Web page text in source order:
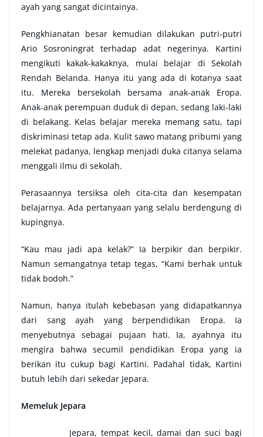
ayah yang sangat dicintainya.
Pengkhianatan besar kemudian dilakukan putri-putri
Ario Sosroningrat terhadap adat negerinya. Kartini
mengikuti kakak-kakaknya, mulai belajar di Sekolah
Rendah Belanda. Hanya itu yang ada di kotanya saat
itu. Mereka bersekolah bersama anak-anak Eropa.
Anak-anak perempuan duduk di depan, sedang laki-laki
di belakang. Kelas belajar mereka memang satu, tapi
diskriminasi tetap ada. Kulit sawo matang pribumi yang
melekat padanya, lengkap menjadi duka citanya selama
menggali ilmu di sekolah.
Perasaannya tersiksa oleh cita-cita dan kesempatan
belajarnya. Ada pertanyaan yang selalu berdengung di
kupingnya.
“Kau mau jadi apa kelak?” Ia berpikir dan berpikir.
Namun semangatnya tetap tegas, “Kami berhak untuk
tidak bodoh.”
Namun, hanya itulah kebebasan yang didapatkannya
dari sang ayah yang berpendidikan Eropa. Ia
menyebutnya sebagai pujaan hati. Ia, ayahnya itu
mengira bahwa secumil pendidikan Eropa yang ia
berikan itu cukup bagi Kartini. Padahal tidak, Kartini
butuh lebih dari sekedar Jepara.
Memeluk Jepara
Jepara, tempat kecil, damai dan suci bagi